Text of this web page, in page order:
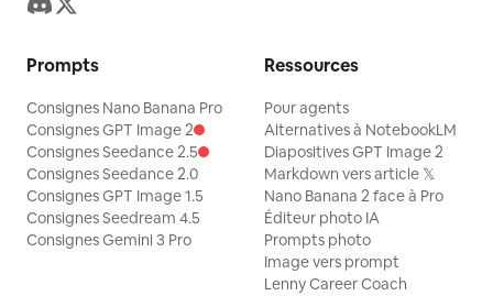
Prompts
Consignes Nano Banana Pro
Consignes GPT Image 2
Consignes Seedance 2.5
Consignes Seedance 2.0
Consignes GPT Image 1.5
Consignes Seedream 4.5
Consignes Gemini 3 Pro
Ressources
Pour agents
Alternatives à NotebookLM
Diapositives GPT Image 2
Markdown vers article 𝕏
Nano Banana 2 face à Pro
Éditeur photo IA
Prompts photo
Image vers prompt
Lenny Career Coach